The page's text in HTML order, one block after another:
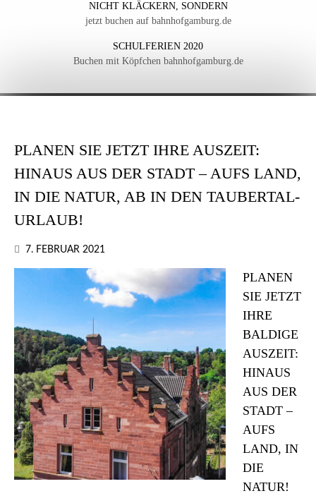
NICHT KLÄCKERN, SONDERN
jetzt buchen auf bahnhofgamburg.de
SCHULFERIEN 2020
Buchen mit Köpfchen bahnhofgamburg.de
PLANEN SIE JETZT IHRE AUSZEIT:
HINAUS AUS DER STADT – AUFS LAND,
IN DIE NATUR, AB IN DEN TAUBERTAL-
URLAUB!
7. FEBRUAR 2021
PLANEN
SIE JETZT
IHRE
BALDIGE
AUSZEIT:
HINAUS
AUS DER
STADT –
AUFS
LAND, IN
DIE
NATUR!